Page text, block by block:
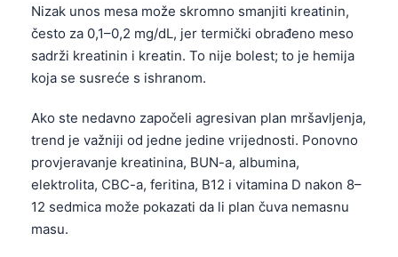
Nizak unos mesa može skromno smanjiti kreatinin,
često za 0,1–0,2 mg/dL, jer termički obrađeno meso
sadrži kreatinin i kreatin. To nije bolest; to je hemija
koja se susreće s ishranom.
Ako ste nedavno započeli agresivan plan mršavljenja,
trend je važniji od jedne jedine vrijednosti. Ponovno
provjeravanje kreatinina, BUN-a, albumina,
elektrolita, CBC-a, feritina, B12 i vitamina D nakon 8–
12 sedmica može pokazati da li plan čuva nemasnu
masu.
Frysk
Ślōnskŏ gŏdka
Norsk bokmål